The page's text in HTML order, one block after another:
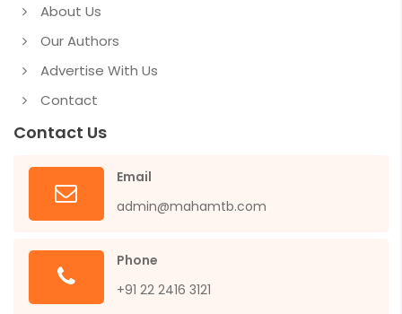
About Us
Our Authors
Advertise With Us
Contact
Contact Us
Email
admin@mahamtb.com
Phone
+91 22 2416 3121